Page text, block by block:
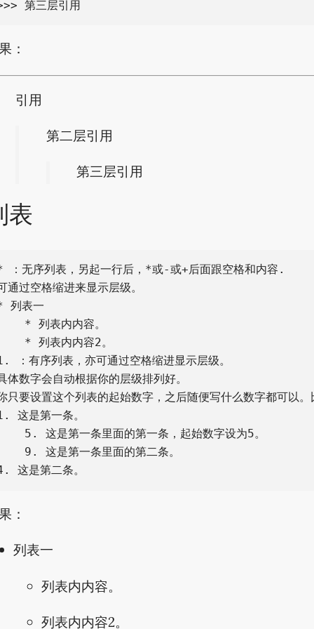
：
引用
第二层引用
第三层引用
表
：无序列表，另起一行后，*或-或+后面跟空格和内容.
通过空格缩进来显示层级。
列表一
* 列表内内容。
* 列表内内容2。
：有序列表，亦可通过空格缩进显示层级。
体数字会自动根据你的层级排列好。
只要设置这个列表的起始数字，之后随便写什么数字都可以。
这是第一条。
5. 这是第一条里面的第一条，起始数字设为5。
9. 这是第一条里面的第二条。
：
列表一
列表内内容。
列表内内容2。